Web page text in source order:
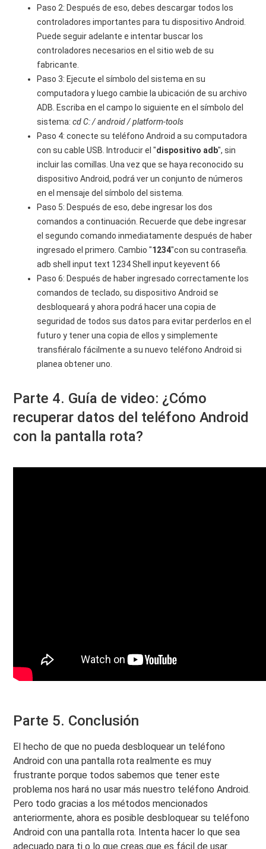
Paso 2: Después de eso, debes descargar todos los
controladores importantes para tu dispositivo Android.
Puede seguir adelante e intentar buscar los
controladores necesarios en el sitio web de su
fabricante.
Paso 3: Ejecute el símbolo del sistema en su
computadora y luego cambie la ubicación de su archivo
ADB. Escriba en el campo lo siguiente en el símbolo del
sistema:cd C: / android / platform-tools
Paso 4: conecte su teléfono Android a su computadora
con su cable USB. Introducir el "dispositivo adb", sin
incluir las comillas. Una vez que se haya reconocido su
dispositivo Android, podrá ver un conjunto de números
en el mensaje del símbolo del sistema.
Paso 5: Después de eso, debe ingresar los dos
comandos a continuación. Recuerde que debe ingresar
el segundo comando inmediatamente después de haber
ingresado el primero. Cambio "1234"con su contraseña.
adb shell input text 1234 Shell input keyevent 66
Paso 6: Después de haber ingresado correctamente los
comandos de teclado, su dispositivo Android se
desbloqueará y ahora podrá hacer una copia de
seguridad de todos sus datos para evitar perderlos en el
futuro y tener una copia de ellos y simplemente
transfiéralo fácilmente a su nuevo teléfono Android si
planea obtener uno.
Parte 4. Guía de video: ¿Cómo
recuperar datos del teléfono Android
con la pantalla rota?
Parte 5. Conclusión
El hecho de que no pueda desbloquear un teléfono
Android con una pantalla rota realmente es muy
frustrante porque todos sabemos que tener este
problema nos hará no usar más nuestro teléfono Android.
Pero todo gracias a los métodos mencionados
anteriormente, ahora es posible desbloquear su teléfono
Android con una pantalla rota. Intenta hacer lo que sea
adecuado para ti o lo que creas que es fácil de usar.